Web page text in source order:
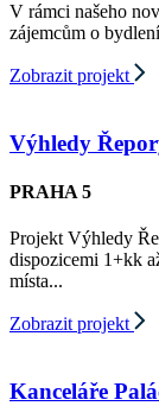
V rámci našeho
zájemcům o
Zobrazit projekt
Výhledy
PRAHA 5
Projekt Výhledy
dispozicemi 1+kk
místa...
Zobrazit projekt
Kanceláře